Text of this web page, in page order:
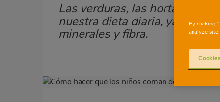
Subtítulo
Las verduras, las hortalizas y
nuestra dieta diaria, ya que
minerales y fibra.
Imagen
By clicking
analyze site